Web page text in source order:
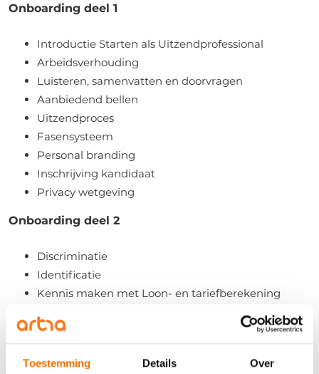
Toestemming Details Over
Onboarding deel 1
Introductie Starten als Uitzendprofessional
Arbeidsverhouding
Luisteren, samenvatten en doorvragen
Aanbiedend bellen
Uitzendproces
Fasensysteem
Personal branding
Inschrijving kandidaat
Privacy wetgeving
Onboarding deel 2
Discriminatie
Identificatie
Kennis maken met Loon- en tariefberekening
7 tips voor het gebruik van social media
Onboarding deel 3